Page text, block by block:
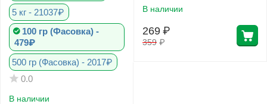
5 кг - 21037₽
100 гр (Фасовка) -
479₽
500 гр (Фасовка) - 2017₽
0.0
В наличии
В наличии
359 ₽
269 ₽